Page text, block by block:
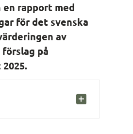
rapport med
för det svenska
av
på